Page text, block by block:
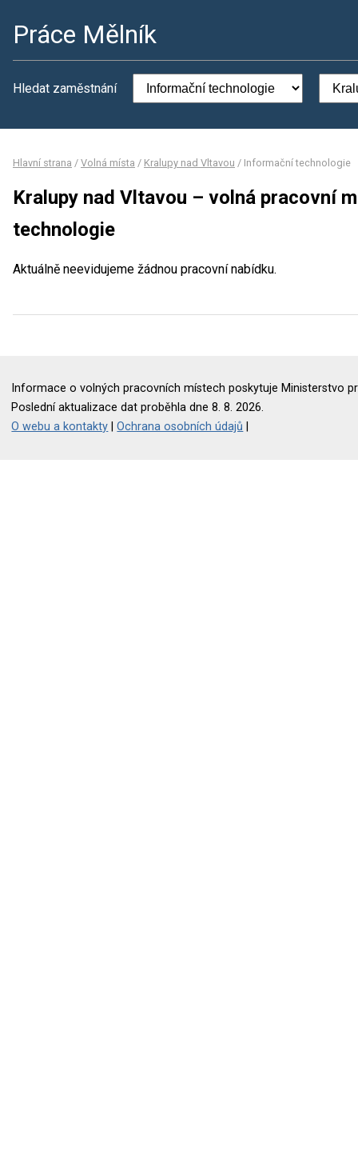
Práce Mělník
Hledat zaměstnání
Hlavní strana / Volná místa / Kralupy nad Vltavou / Informační technologie
Kralupy nad Vltavou – volná pracovní
technologie
Aktuálně neevidujeme žádnou pracovní nabídku.
Informace o volných pracovních místech poskytuje Ministerstvo
Poslední aktualizace dat proběhla dne 8. 8. 2026.
O webu a kontakty |Ochrana osobních údajů